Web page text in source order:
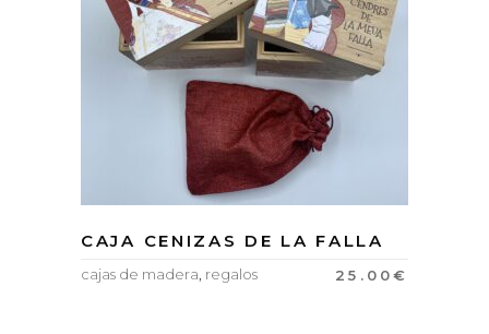
CAJA CENIZAS DE LA FALLA
25.00€
cajas de madera, regalos